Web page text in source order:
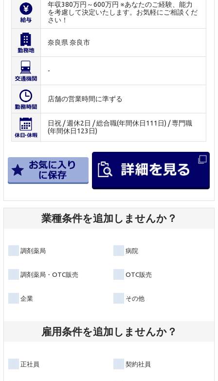
年収380万円～600万円 ※あなたのご経験、能力
を考慮して決定いたします。お気軽にご相談くだ
さい！
奈良県 奈良市
-
店舗の営業時間に準ずる
日祝 / 週休2日 / 総合職(年間休日111日) / 専門職
(年間休日123日)
業種条件を追加しませんか？
調剤薬局 病院
調剤薬局・OTC販売 OTC販売
企業 その他
雇用条件を追加しませんか？
正社員 契約社員